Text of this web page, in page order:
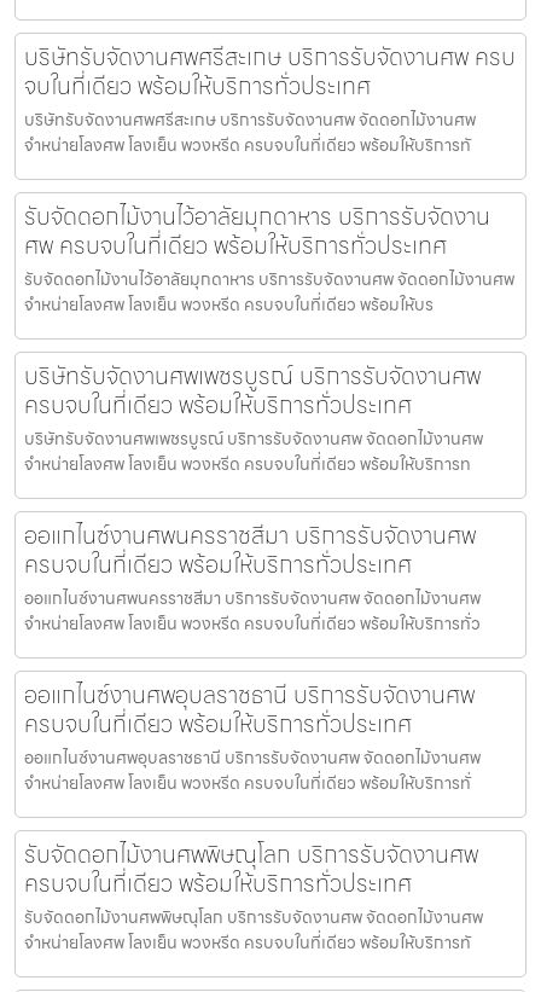
บริษัทรับจัดงานศพศรีสะเกษ บริการรับจัดงานศพ ครบ
จบในที่เดียว พร้อมให้บริการทั่วประเทศ
บริษัทรับจัดงานศพศรีสะเกษ บริการรับจัดงานศพ จัดดอกไม้งานศพ
จำหน่ายโลงศพ โลงเย็น พวงหรีด ครบจบในที่เดียว พร้อมให้บริการทั
รับจัดดอกไม้งานไว้อาลัยมุกดาหาร บริการรับจัดงาน
ศพ ครบจบในที่เดียว พร้อมให้บริการทั่วประเทศ
รับจัดดอกไม้งานไว้อาลัยมุกดาหาร บริการรับจัดงานศพ จัดดอกไม้งานศพ
จำหน่ายโลงศพ โลงเย็น พวงหรีด ครบจบในที่เดียว พร้อมให้บร
บริษัทรับจัดงานศพเพชรบูรณ์ บริการรับจัดงานศพ
ครบจบในที่เดียว พร้อมให้บริการทั่วประเทศ
บริษัทรับจัดงานศพเพชรบูรณ์ บริการรับจัดงานศพ จัดดอกไม้งานศพ
จำหน่ายโลงศพ โลงเย็น พวงหรีด ครบจบในที่เดียว พร้อมให้บริการท
ออแกไนซ์งานศพนครราชสีมา บริการรับจัดงานศพ
ครบจบในที่เดียว พร้อมให้บริการทั่วประเทศ
ออแกไนซ์งานศพนครราชสีมา บริการรับจัดงานศพ จัดดอกไม้งานศพ
จำหน่ายโลงศพ โลงเย็น พวงหรีด ครบจบในที่เดียว พร้อมให้บริการทั่ว
ออแกไนซ์งานศพอุบลราชธานี บริการรับจัดงานศพ
ครบจบในที่เดียว พร้อมให้บริการทั่วประเทศ
ออแกไนซ์งานศพอุบลราชธานี บริการรับจัดงานศพ จัดดอกไม้งานศพ
จำหน่ายโลงศพ โลงเย็น พวงหรีด ครบจบในที่เดียว พร้อมให้บริการทั่
รับจัดดอกไม้งานศพพิษณุโลก บริการรับจัดงานศพ
ครบจบในที่เดียว พร้อมให้บริการทั่วประเทศ
รับจัดดอกไม้งานศพพิษณุโลก บริการรับจัดงานศพ จัดดอกไม้งานศพ
จำหน่ายโลงศพ โลงเย็น พวงหรีด ครบจบในที่เดียว พร้อมให้บริการทั